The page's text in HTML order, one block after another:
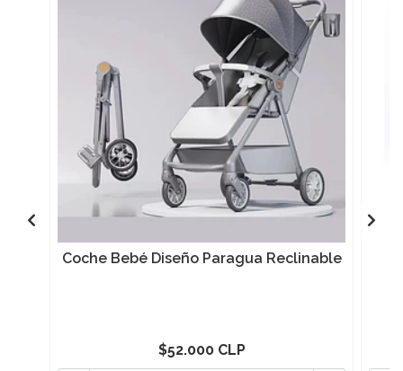
Coche Bebé Diseño Paragua Reclinable
$52.000 CLP